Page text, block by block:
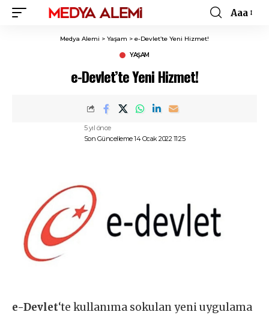
Font
Aaa
Medya Alemi > Yaşam > e-Devlet’te Yeni Hizmet!
YAŞAM
e-Devlet’te Yeni Hizmet!
Son Güncelleme 14 Ocak 2022 11:25
5 yıl önce
e-Devlet‘te kullanıma sokulan yeni uygulama